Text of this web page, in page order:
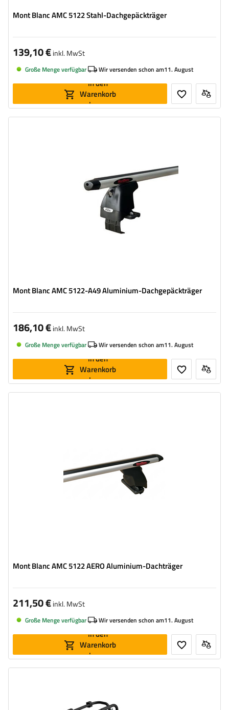
Mont Blanc AMC 5122 Stahl-Dachgepäckträger
139,10 €inkl. MwSt
Große Menge verfügbar Wir versenden schon am11. August
In den
Warenkorb
legen
Mont Blanc AMC 5122-A49 Aluminium-Dachgepäckträger
186,10 €inkl. MwSt
Große Menge verfügbar Wir versenden schon am11. August
In den
Warenkorb
legen
Mont Blanc AMC 5122 AERO Aluminium-Dachträger
211,50 €inkl. MwSt
Große Menge verfügbar Wir versenden schon am11. August
In den
Warenkorb
legen